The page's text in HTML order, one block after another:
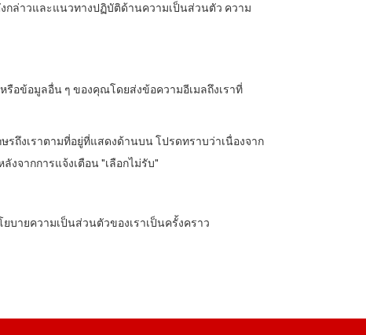
กล่าวและแนวทางปฏิบัติด้านความเป็นส่วนตัว ความ
รือข้อมูลอื่น ๆ ของคุณโดยส่งข้อความอีเมลถึงเราที่
รถึงเราตามที่อยู่ที่แสดงด้านบน โปรดทราบว่าเนื่องจาก
จากการแจ้งเตือน "เลือกไม่รับ"
บายความเป็นส่วนตัวของเราเป็นครั้งคราว